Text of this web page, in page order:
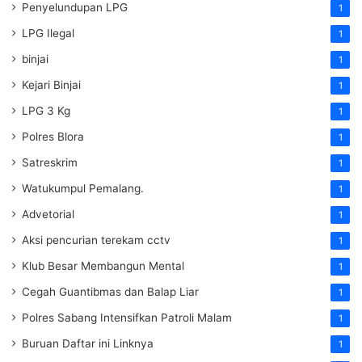
Penyelundupan LPG 1
LPG Ilegal 1
binjai 1
Kejari Binjai 1
LPG 3 Kg 1
Polres Blora 1
Satreskrim 1
Watukumpul Pemalang. 1
Advetorial 1
Aksi pencurian terekam cctv 1
Klub Besar Membangun Mental 1
Cegah Guantibmas dan Balap Liar 1
Polres Sabang Intensifkan Patroli Malam 1
Buruan Daftar ini Linknya 1